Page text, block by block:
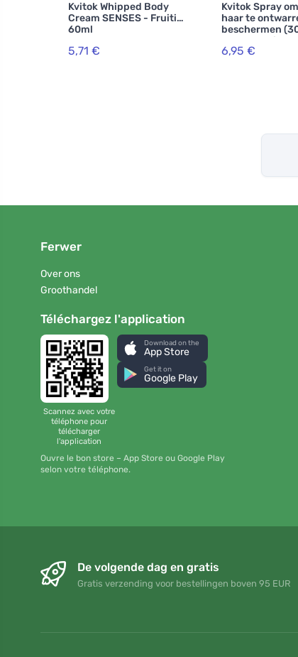
Kvitok Whipped Body
Cream SENSES - Fruitig
60ml
5,71 €
Kvitok Spray
haar te
beschermen
met ceramiden
provitamine b5
6,95 €
Ferwer
Over ons
Groothandel
Téléchargez l'application
Scannez avec votre
téléphone pour
télécharger
l'application
Download on the
App Store
Get it on
Google Play
Ouvre le bon store – App Store ou Google Play
selon votre téléphone.
De volgende dag en gratis
Gratis verzending voor bestellingen boven 95 EUR